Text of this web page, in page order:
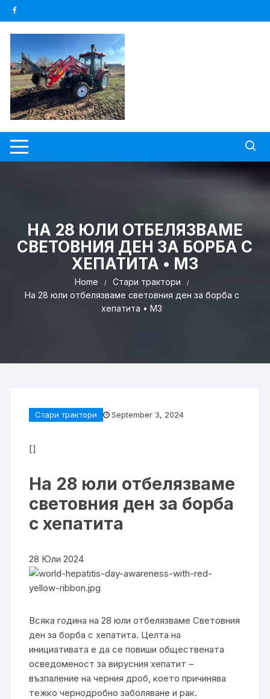
Skip
to
content
НА 28 ЮЛИ ОТБЕЛЯЗВАМЕ
СВЕТОВНИЯ ДЕН ЗА БОРБА С
ХЕПАТИТА • МЗ
Home
Стари трактори
На 28 юли отбелязваме световния ден за борба с
хепатита • МЗ
Стари трактори September 3, 2024
[]
На 28 юли отбелязваме
световния ден за борба
с хепатита
28 Юли 2024
Всяка година на 28 юли отбелязваме Световния
ден за борба с хепатита. Целта на
инициативата е да се повиши обществената
осведоменост за вирусния хепатит –
възпаление на черния дроб, което причинява
тежко чернодробно заболяване и рак.